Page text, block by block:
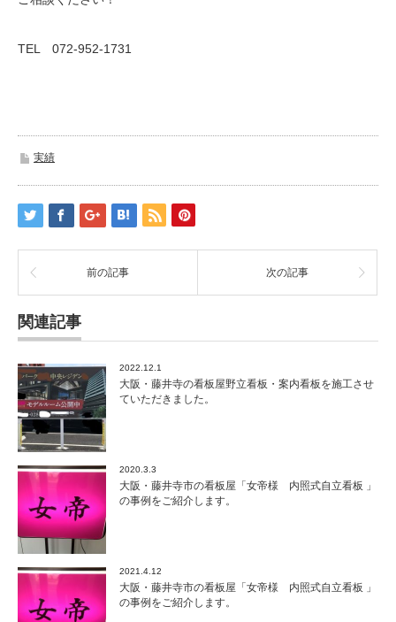
TEL 072-952-1731
実績
前の記事 次の記事
関連記事
2022.12.1
大阪・藤井寺の看板屋野立看板・案内看板を施工させ
ていただきました。
2020.3.3
大阪・藤井寺市の看板屋「女帝様 内照式自立看板 」
の事例をご紹介します。
2021.4.12
大阪・藤井寺市の看板屋「女帝様 内照式自立看板 」
の事例をご紹介します。